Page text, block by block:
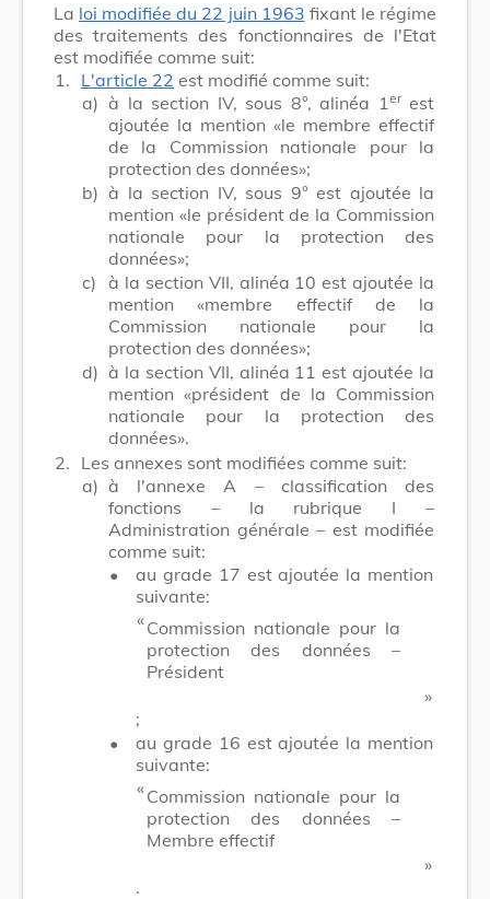
La loi modifiée du 22 juin 1963 fixant le régime
des traitements des fonctionnaires de l'Etat
est modifiée comme suit:
1. L'article 22 est modifié comme suit:
a) à la section IV, sous 8°, alinéa 1 erest
ajoutée la mention «le membre effectif
de la Commission nationale pour la
protection des données»;
b) à la section IV, sous 9° est ajoutée la
mention «le président de la Commission
nationale pour la protection des
données»;
c) à la section VII, alinéa 10 est ajoutée la
mention «membre effectif de la
Commission nationale pour la
protection des données»;
d) à la section VII, alinéa 11 est ajoutée la
mention «président de la Commission
nationale pour la protection des
données».
2. Les annexes sont modifiées comme suit:
a) à l'annexe A – classification des
fonctions – la rubrique I –
Administration générale – est modifiée
comme suit:
•
au grade 17 est ajoutée la mention
suivante:
​ «Commission nationale pour la
protection des données –
Président
​ »
;
•
au grade 16 est ajoutée la mention
suivante:
​ «Commission nationale pour la
protection des données –
Membre effectif
​ »
.